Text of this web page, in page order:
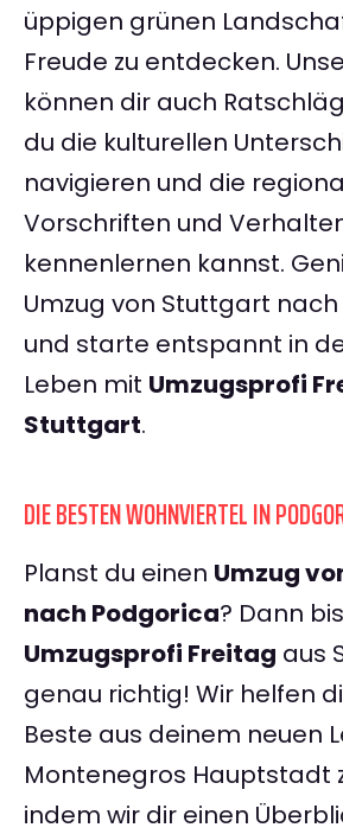
üppigen grünen
Freude zu entdecken.
können dir auch
du die kulturellen
navigieren und die
Vorschriften und
kennenlernen kannst.
Umzug von Stuttgart
und starte entspannt in
Leben mit Umzugsprofi
Stuttgart.
DIE BESTEN WOHNVIERTEL IN
Planst du einen Umzug
nach Podgorica? Dann
Umzugsprofi Freitag aus
genau richtig! Wir helfen
Beste aus deinem neuen
Montenegros Hauptstadt
indem wir dir einen